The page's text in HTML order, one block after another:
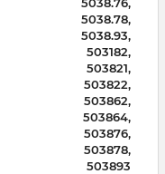
5038.78,
5038.93,
503182,
503821,
503822,
503862,
503864,
503876,
503878,
503893